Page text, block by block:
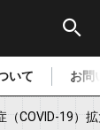
いて お問
（COVID-19）